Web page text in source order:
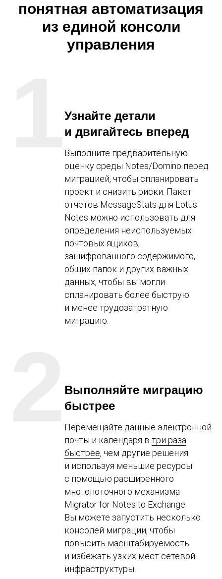
понятная автоматизация
из единой консоли
управления
Узнайте детали
и двигайтесь вперед
Выполните предварительную
оценку среды Notes/Domino перед
миграцией, чтобы спланировать
проект и снизить риски. Пакет
отчетов MessageStats для Lotus
Notes можно использовать для
определения неиспользуемых
почтовых ящиков,
зашифрованного содержимого,
общих папок и других важных
данных, чтобы вы могли
спланировать более быструю
и менее трудозатратную
миграцию.
1
Выполняйте миграцию
быстрее
Перемещайте данные электронной
почты и календаря в три раза
быстрее, чем другие решения
и используя меньшие ресурсы
с помощью расширенного
многопоточного механизма
Migrator for Notes to Exchange.
Вы можете запустить несколько
консолей миграции, чтобы
повысить масштабируемость
и избежать узких мест сетевой
инфраструктуры.